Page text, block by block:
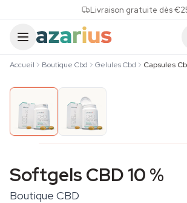
Livraison gratuite dès
Accueil Boutique Cbd Gelules Cbd Capsules
Softgels CBD 10 %
Boutique CBD